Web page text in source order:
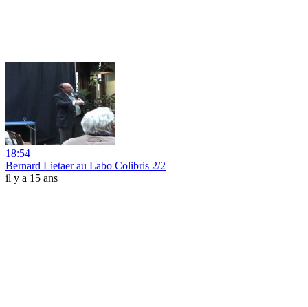
18:54
Bernard Lietaer au Labo Colibris 2/2
il y a 15 ans